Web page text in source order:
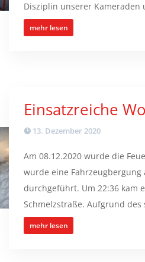
Disziplin unserer Kameraden
mehr lesen
Einsatzreiche
13. Dezember 2020
Am 08.12.2020 wurde die
wurde eine
durchgeführt. Um 22:36 kam
Schmelzstraße. Aufgrund
mehr lesen